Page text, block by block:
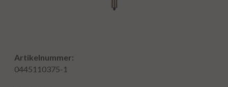
Artikelnummer:
0445110375-1